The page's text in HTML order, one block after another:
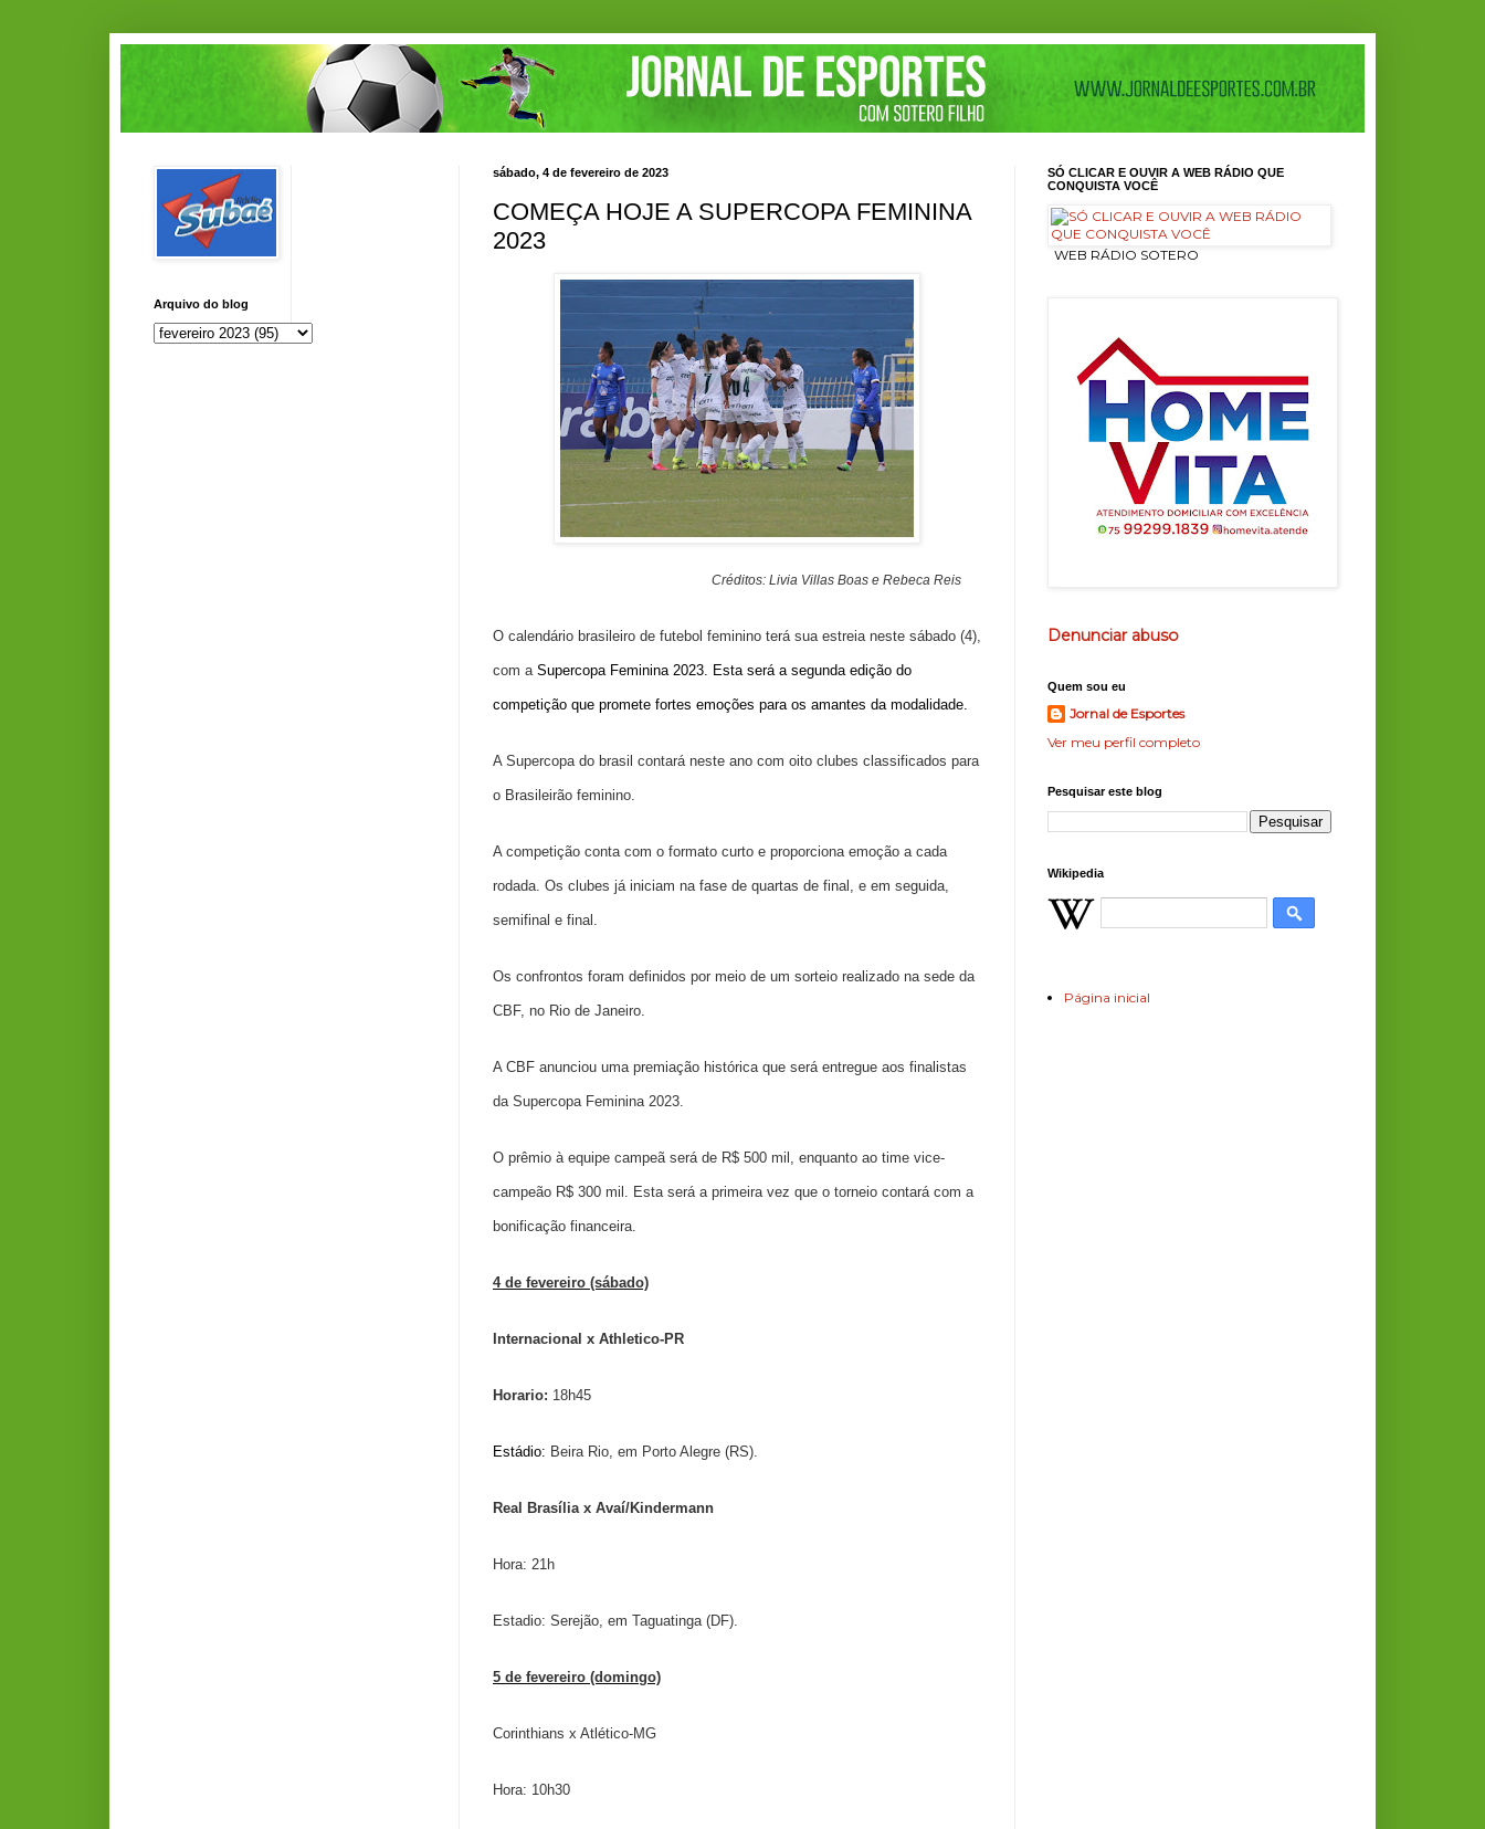
sábado, 4 de fevereiro de 2023
COMEÇA HOJE A SUPERCOPA FEMININA
2023
Créditos: Livia Villas Boas e Rebeca Reis
O calendário brasileiro de futebol feminino terá sua estreia neste sábado (4),
com a Supercopa Feminina 2023 . Esta será a segunda edição do
competição que promete fortes emoções para os amantes da modalidade.
A Supercopa do brasil contará neste ano com oito clubes classificados para
o Brasileirão feminino.
A competição conta com o formato curto e proporciona emoção a cada
rodada. Os clubes já iniciam na fase de quartas de final, e em seguida,
semifinal e final.
Os confrontos foram definidos por meio de um sorteio realizado na sede da
CBF, no Rio de Janeiro.
A CBF anunciou uma premiação histórica que será entregue aos finalistas
da Supercopa Feminina 2023.
O prêmio à equipe campeã será de R$ 500 mil, enquanto ao time vice-
campeão R$ 300 mil. Esta será a primeira vez que o torneio contará com a
bonificação financeira.
4 de fevereiro (sábado)
Internacional x Athletico-PR
Horario: 18h45
Estádio: Beira Rio, em Porto Alegre (RS).
Real Brasília x Avaí/Kindermann
Hora: 21h
Estadio: Serejão, em Taguatinga (DF).
5 de fevereiro (domingo)
Corinthians x Atlético-MG
Hora: 10h30
Arquivo do blog
SÓ CLICAR E OUVIR A WEB RÁDIO QUE
CONQUISTA VOCÊ
ㅤ WEB RÁDIO SOTERO
Denunciar abuso
Quem sou eu
Jornal de Esportes
Ver meu perfil completo
Pesquisar este blog
Wikipedia
Página inicial